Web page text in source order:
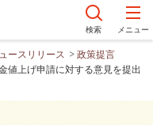
検索 メニュー
ースリリース
政策提言
値上げ申請に対する意見を提出